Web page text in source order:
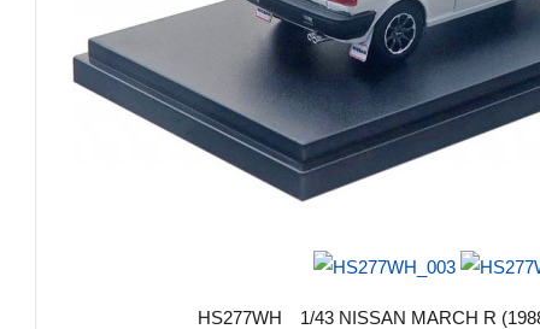
HS277WH 1/43 NISSAN MARCH R